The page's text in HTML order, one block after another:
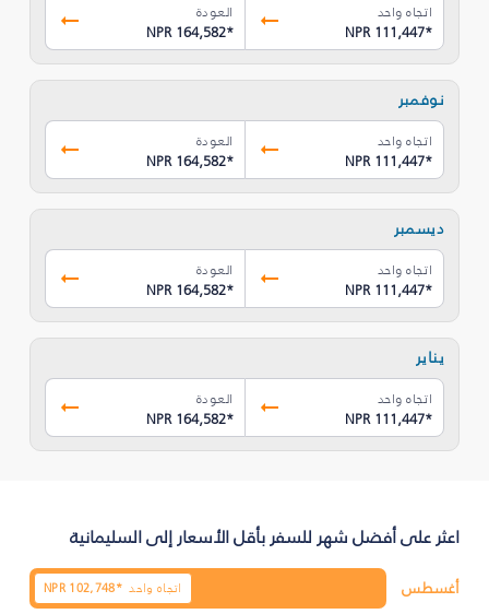
اتجاه واحد
NPR 111,447*
العودة
NPR 164,582*
نوفمبر
اتجاه واحد
NPR 111,447*
العودة
NPR 164,582*
ديسمبر
اتجاه واحد
NPR 111,447*
العودة
NPR 164,582*
يناير
اتجاه واحد
NPR 111,447*
العودة
NPR 164,582*
اعثر على أفضل شهر للسفر بأقل الأسعار إلى السليمانية‎
أغسطس اتجاه واحد NPR 102,748*